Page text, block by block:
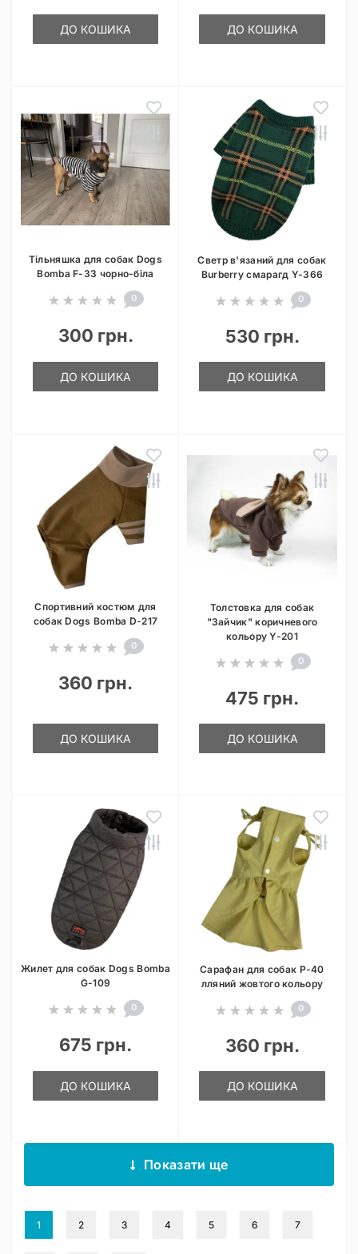
ДО КОШИКА ДО КОШИКА
Тільняшка для собак Dogs
Bomba F-33 чорно-біла
0
300 грн.
ДО КОШИКА
Светр в'язаний для собак
Burberry смарагд Y-366
0
530 грн.
ДО КОШИКА
Спортивний костюм для
собак Dogs Bomba D-217
0
360 грн.
ДО КОШИКА
Толстовка для собак
"Зайчик" коричневого
кольору Y-201
0
475 грн.
ДО КОШИКА
Жилет для собак Dogs Bomba
G-109
0
675 грн.
ДО КОШИКА
Сарафан для собак P-40
лляний жовтого кольору
0
360 грн.
ДО КОШИКА
Показати ще
1 2 3 4 5 6 7